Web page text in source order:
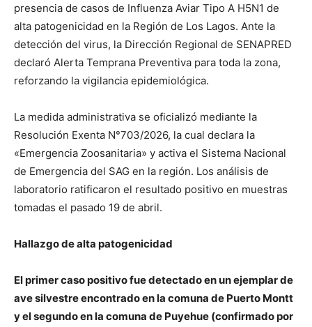
presencia de casos de Influenza Aviar Tipo A H5N1 de
alta patogenicidad en la Región de Los Lagos. Ante la
detección del virus, la Dirección Regional de SENAPRED
declaró Alerta Temprana Preventiva para toda la zona,
reforzando la vigilancia epidemiológica.
La medida administrativa se oficializó mediante la
Resolución Exenta N°703/2026, la cual declara la
«Emergencia Zoosanitaria» y activa el Sistema Nacional
de Emergencia del SAG en la región. Los análisis de
laboratorio ratificaron el resultado positivo en muestras
tomadas el pasado 19 de abril.
Hallazgo de alta patogenicidad
El primer caso positivo fue detectado en un ejemplar de
ave silvestre encontrado en la comuna de Puerto Montt
y el segundo en la comuna de Puyehue (confirmado por